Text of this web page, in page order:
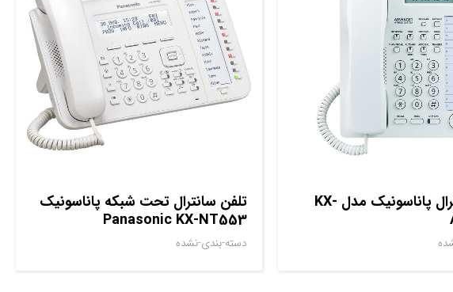
تلفن سانترال پاناسونیک مدل KX-
تلفن سانترال تحت شبکه پاناسونیک
Panasonic KX-NT553
دسته-بندی-نشده